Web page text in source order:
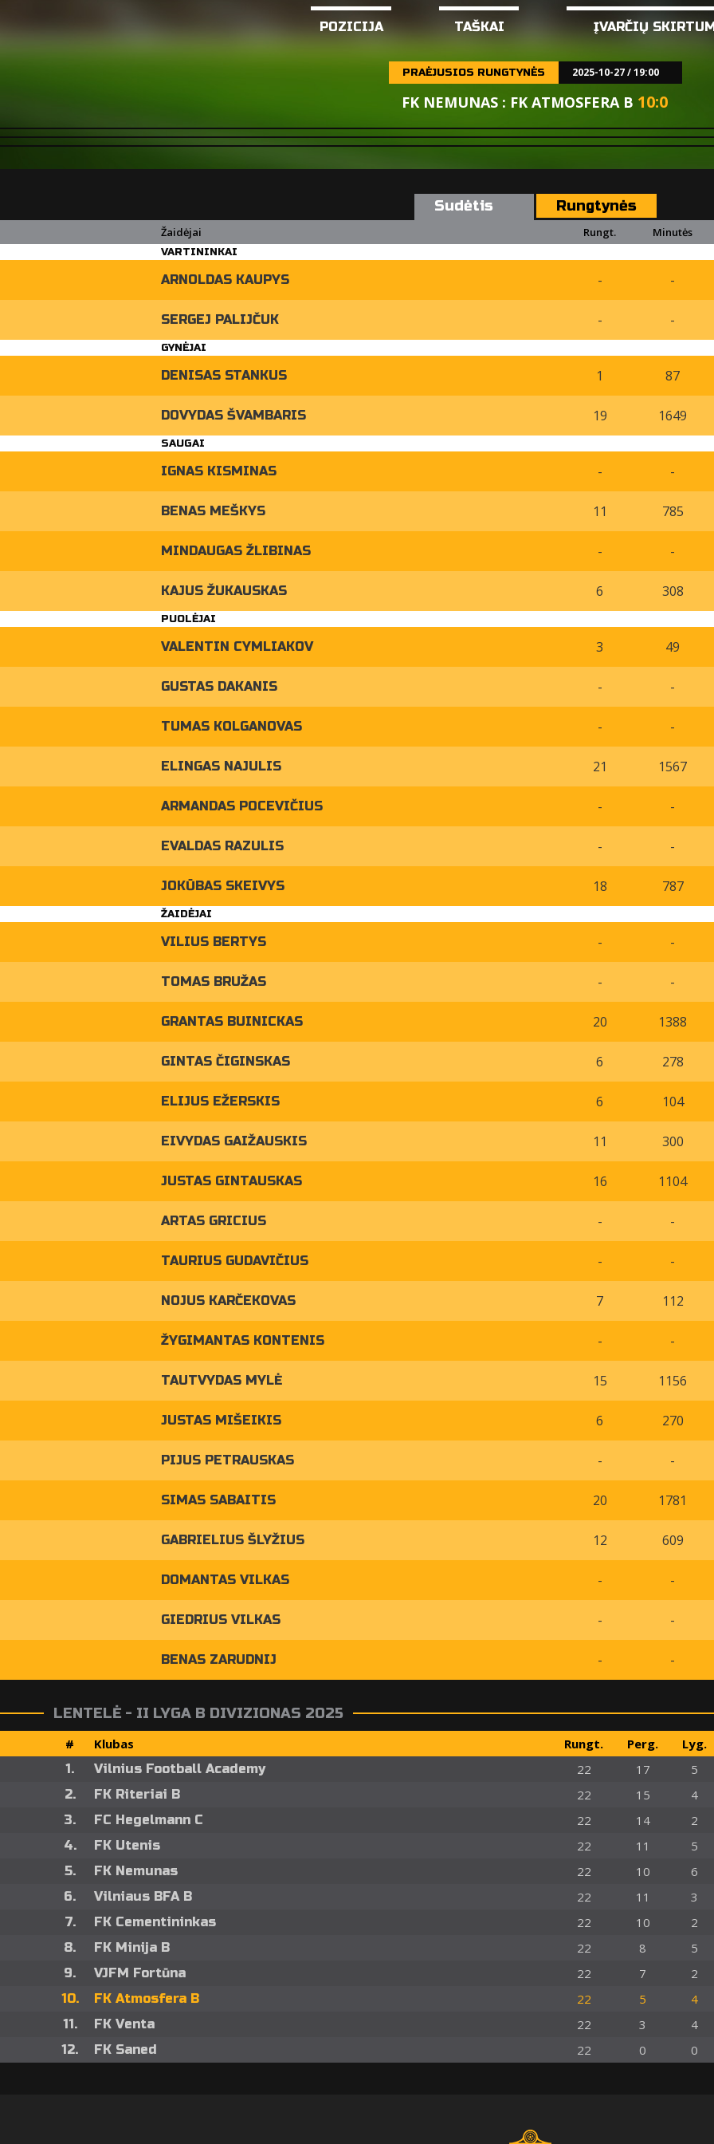
POZICIJA TAŠKAI ĮVARČIŲ
PRAĖJUSIOS RUNGTYNĖS 2025-10-27 / 19:00
FK NEMUNAS : FK ATMOSFERA B 10:0
Sudėtis Rungtynės
Žaidėjai Rungt. Minutės
VARTININKAI
ARNOLDAS KAUPYS - -
SERGEJ PALIJČUK - -
GYNĖJAI
DENISAS STANKUS 1 87
DOVYDAS ŠVAMBARIS 19 1649
SAUGAI
IGNAS KISMINAS - -
BENAS MEŠKYS 11 785
MINDAUGAS ŽLIBINAS - -
KAJUS ŽUKAUSKAS 6 308
PUOLĖJAI
VALENTIN CYMLIAKOV 3 49
GUSTAS DAKANIS - -
TUMAS KOLGANOVAS - -
ELINGAS NAJULIS 21 1567
ARMANDAS POCEVIČIUS - -
EVALDAS RAZULIS - -
JOKŪBAS SKEIVYS 18 787
ŽAIDĖJAI
VILIUS BERTYS - -
TOMAS BRUŽAS - -
GRANTAS BUINICKAS 20 1388
GINTAS ČIGINSKAS 6 278
ELIJUS EŽERSKIS 6 104
EIVYDAS GAIŽAUSKIS 11 300
JUSTAS GINTAUSKAS 16 1104
ARTAS GRICIUS - -
TAURIUS GUDAVIČIUS - -
NOJUS KARČEKOVAS 7 112
ŽYGIMANTAS KONTENIS - -
TAUTVYDAS MYLĖ 15 1156
JUSTAS MIŠEIKIS 6 270
PIJUS PETRAUSKAS - -
SIMAS SABAITIS 20 1781
GABRIELIUS ŠLYŽIUS 12 609
DOMANTAS VILKAS - -
GIEDRIUS VILKAS - -
BENAS ZARUDNIJ - -
LENTELĖ - II LYGA B DIVIZIONAS 2025
# Klubas Rungt. Perg. Lyg.
1. Vilnius Football Academy 22 17 5
2. FK Riteriai B 22 15 4
3. FC Hegelmann C 22 14 2
4. FK Utenis 22 11 5
5. FK Nemunas 22 10 6
6. Vilniaus BFA B 22 11 3
7. FK Cementininkas 22 10 2
8. FK Minija B 22 8 5
9. VJFM Fortūna 22 7 2
10. FK Atmosfera B 22 5 4
11. FK Venta 22 3 4
12. FK Saned 22 0 0